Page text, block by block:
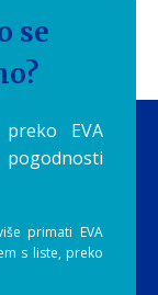
učiniti
se
EVA
primati EVA
s liste, preko